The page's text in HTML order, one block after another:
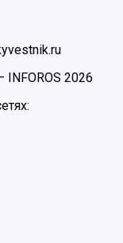
INFOROS 2026